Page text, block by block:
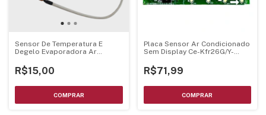
Sensor De Temperatura E
Degelo Evaporadora Ar
90Cm
R$15,00
Placa Sensor Ar Condicionado
Sem Display Ce-Kfr26G/Y-
R$71,99